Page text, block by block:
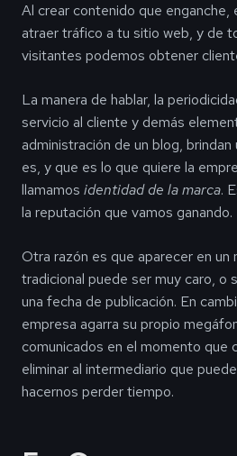
Al crear contenido que enganche,
atraer tráfico a tu sitio web, y de
visitantes podemos obtener
La manera de hablar, la
servicio al cliente y demás
administración de un blog, brindan
es, y que es lo que quiere la
llamamos identidad de la marca.
la reputación que vamos ganando.
Otra razón es que aparecer en un
tradicional puede ser muy caro, o
una fecha de publicación. En
empresa agarra su propio
comunicados en el momento que
eliminar al intermediario que
hacernos perder tiempo.